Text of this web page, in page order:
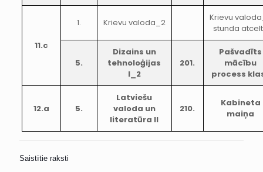
11.c
1. Krievu valoda_2
Krievu
stunda
5.
Dizains un
tehnoloģijas
I_2
201.
Pašvadīts
mācību
process
12.a 5.
Latviešu
valoda un
literatūra II
210.
Kabineta
maiņa
Saistītie raksti